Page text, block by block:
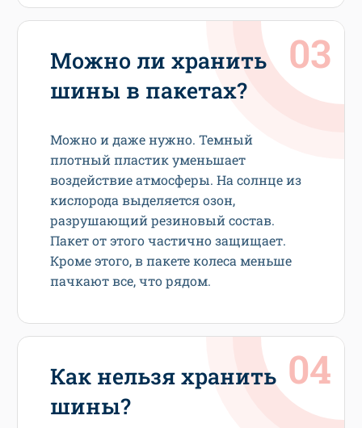
Можно ли хранить
шины в пакетах?
Можно и даже нужно. Темный
плотный пластик уменьшает
воздействие атмосферы. На солнце из
кислорода выделяется озон,
разрушающий резиновый состав.
Пакет от этого частично защищает.
Кроме этого, в пакете колеса меньше
пачкают все, что рядом.
Как нельзя хранить
шины?